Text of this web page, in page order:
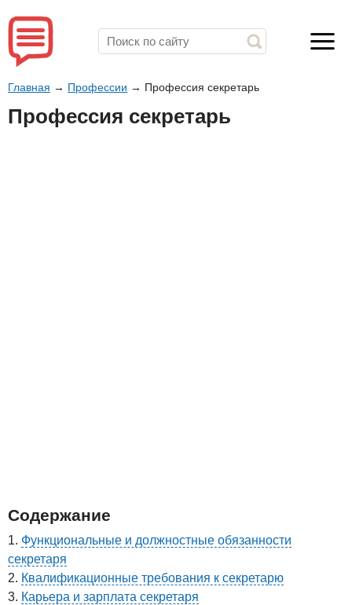
Главная → Профессии → Профессия секретарь
Профессия секретарь
Содержание
Функциональные и должностные обязанности
секретаря
Квалификационные требования к секретарю
Карьера и зарплата секретаря